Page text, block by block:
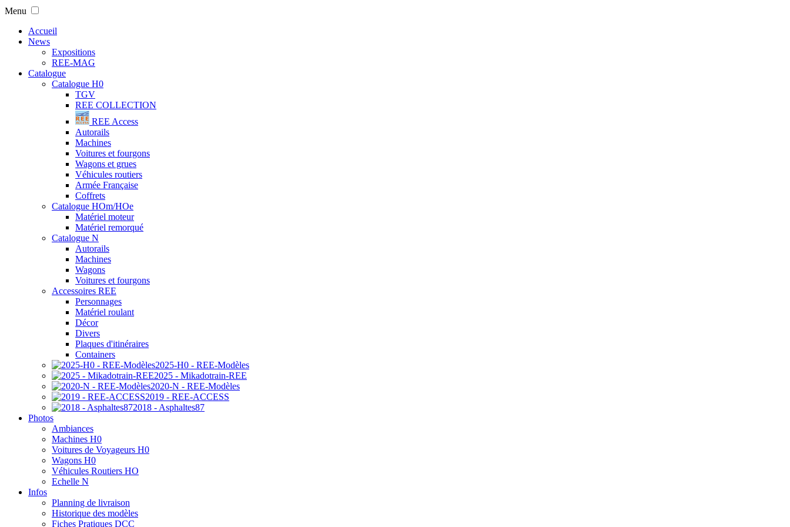
Menu
Accueil
News
Expositions
REE-MAG
Catalogue
Catalogue H0
TGV
REE COLLECTION
REE Access
Autorails
Machines
Voitures et fourgons
Wagons et grues
Véhicules routiers
Armée Française
Coffrets
Catalogue HOm/HOe
Matériel moteur
Matériel remorqué
Catalogue N
Autorails
Machines
Wagons
Voitures et fourgons
Accessoires REE
Personnages
Matériel roulant
Décor
Divers
Plaques d'itinéraires
Containers
2025-H0 - REE-Modèles
2025 - Mikadotrain-REE
2020-N - REE-Modèles
2019 - REE-ACCESS
2018 - Asphaltes87
Photos
Ambiances
Machines H0
Voitures de Voyageurs H0
Wagons H0
Véhicules Routiers HO
Echelle N
Infos
Planning de livraison
Historique des modèles
Fiches Pratiques DCC